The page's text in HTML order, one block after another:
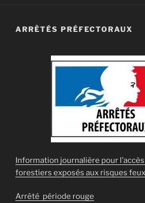
ARRÊTÉS PRÉFECTORAUX
Information journalière pour
forestiers exposés aux risques
Arrêté période rouge